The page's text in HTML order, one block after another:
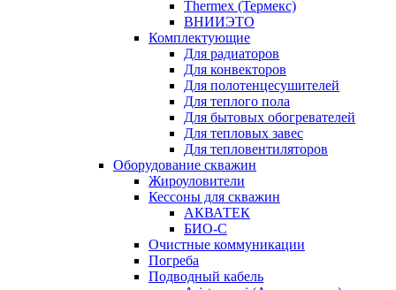
Thermex (Термекс)
ВНИИЭТО
Комплектующие
Для радиаторов
Для конвекторов
Для полотенцесушителей
Для теплого пола
Для бытовых обогревателей
Для тепловых завес
Для тепловентиляторов
Оборудование скважин
Жироуловители
Кессоны для скважин
АКВАТЕК
БИО-С
Очистные коммуникации
Погреба
Подводный кабель